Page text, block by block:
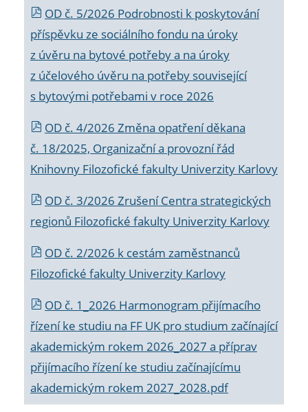
OD č. 5/2026 Podrobnosti k poskytování
příspěvku ze sociálního fondu na úroky
z úvěru na bytové potřeby a na úroky
z účelového úvěru na potřeby související
s bytovými potřebami v roce 2026
OD č. 4/2026 Změna opatření děkana
č. 18/2025, Organizační a provozní řád
Knihovny Filozofické fakulty Univerzity Karlovy
OD č. 3/2026 Zrušení Centra strategických
regionů Filozofické fakulty Univerzity Karlovy
OD č. 2/2026 k cestám zaměstnanců
Filozofické fakulty Univerzity Karlovy
OD č. 1_2026 Harmonogram přijímacího
řízení ke studiu na FF UK pro studium začínající
akademickým rokem 2026_2027 a příprav
přijímacího řízení ke studiu začínajícímu
akademickým rokem 2027_2028.pdf